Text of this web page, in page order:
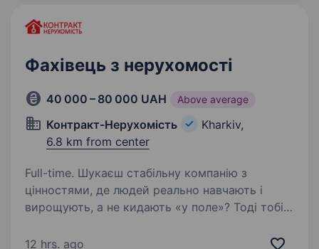
Фахівець з нерухомості
40 000 – 80 000 UAH Above average
Контракт-Нерухомість
Kharkiv,
6.8 km from center
Full-time. Шукаєш стабільну компанію з
цінностями, де людей реально навчають і
вирощують, а не кидають «у поле»? Тоді тобі
стабільна компанія, яка працює на ринку
12 hrs. ago